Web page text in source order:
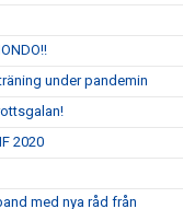
under pandemin
2020
med nya råd från